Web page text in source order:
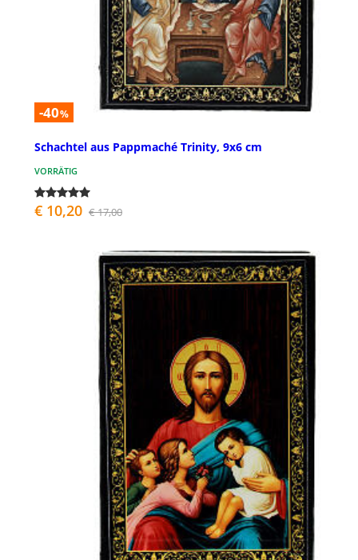
-40%
Schachtel aus Pappmaché Trinity, 9x6 cm
VORRÄTIG
€ 10,20 € 17,00